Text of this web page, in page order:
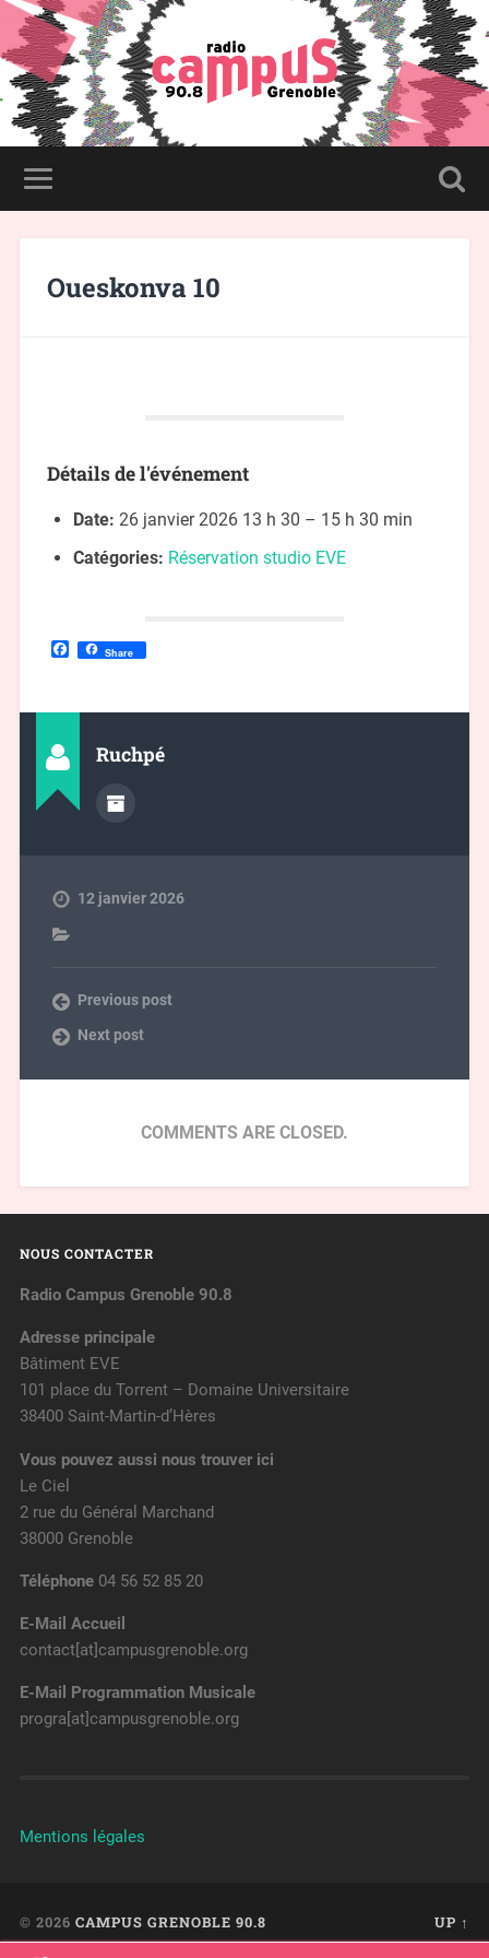
Oueskonva 10
Détails de l'événement
Date: 26 janvier 2026 13 h 30 – 15 h 30 min
Catégories: Réservation studio EVE
Facebook
Share
Ruchpé
12 janvier 2026
Previous post
Next post
COMMENTS ARE CLOSED.
NOUS CONTACTER
Radio Campus Grenoble 90.8
Adresse principale
Bâtiment EVE
101 place du Torrent – Domaine Universitaire
38400 Saint-Martin-d’Hères
Vous pouvez aussi nous trouver ici
Le Ciel
2 rue du Général Marchand
38000 Grenoble
Téléphone04 56 52 85 20
E-Mail Accueil
contact[at]campusgrenoble.org
E-Mail Programmation Musicale
progra[at]campusgrenoble.org
Mentions légales
© 2026 CAMPUS GRENOBLE 90.8 UP ↑